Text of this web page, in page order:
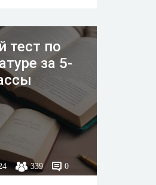
тест по
за 5-
339 0